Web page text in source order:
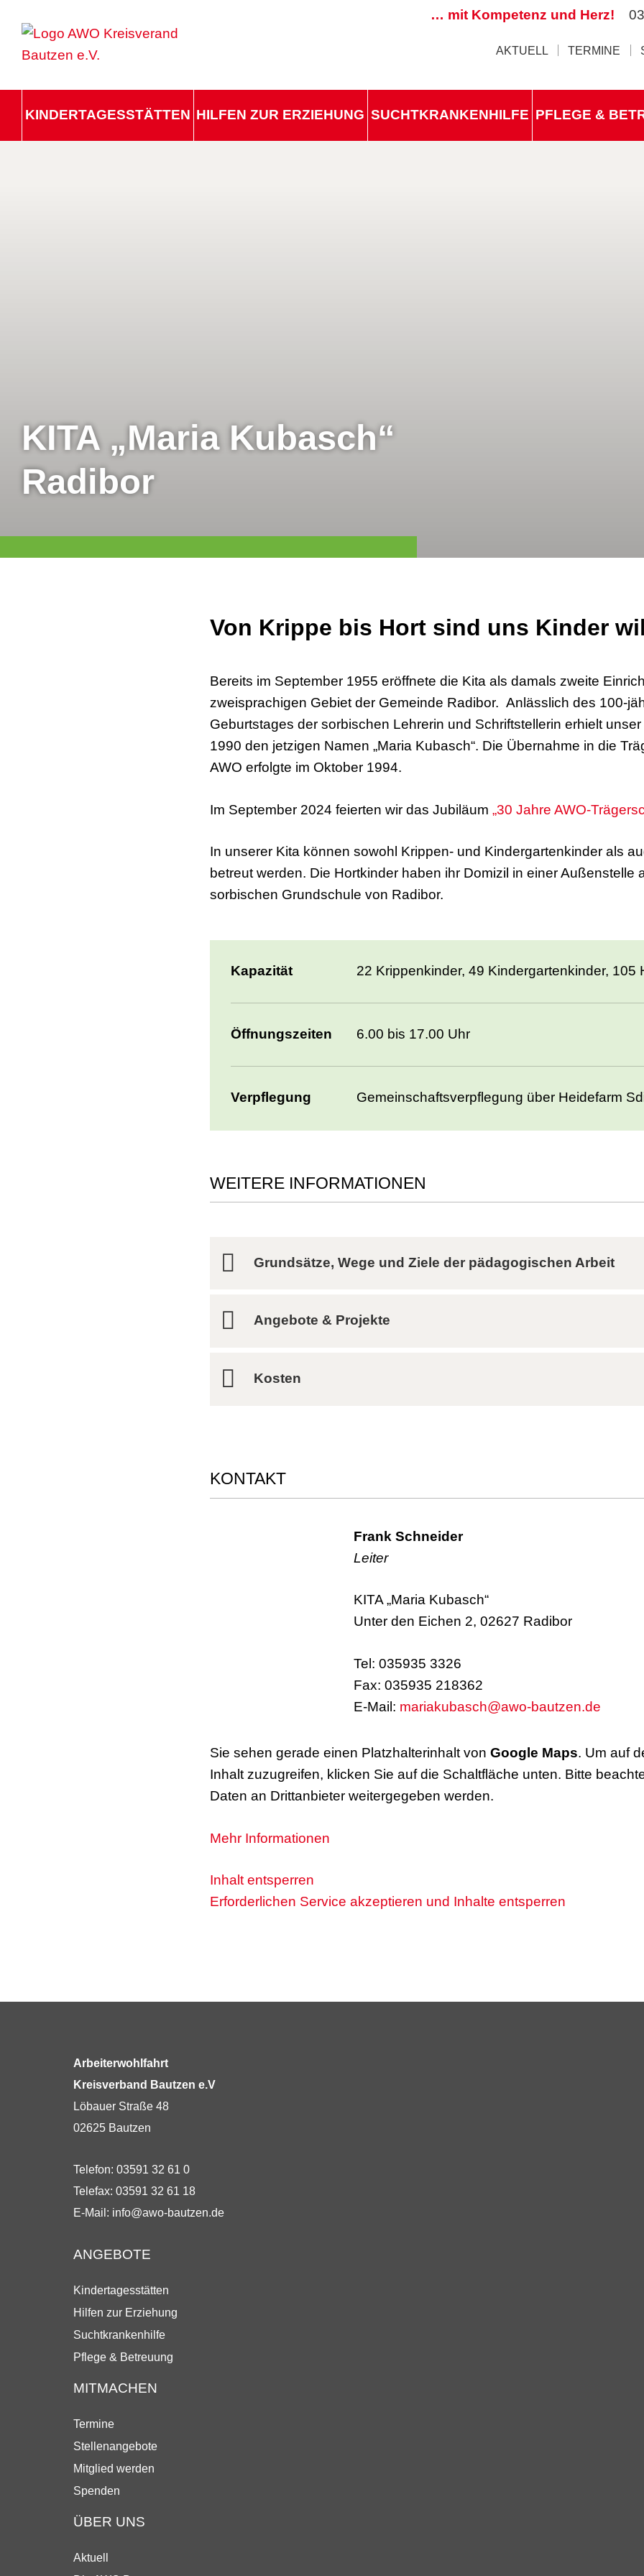
… mit Kompetenz und Herz!
AKTUELL TERMINE
KINDERTAGESSTÄTTEN HILFEN ZUR ERZIEHUNG SUCHTKRANKENHILFE PFLEGE &
KITA „Maria Kubasch“
Radibor
Von Krippe bis Hort sind uns Kinder
Bereits im September 1955 eröffnete die Kita als damals zweite
zweisprachigen Gebiet der Gemeinde Radibor. Anlässlich des 100-
Geburtstages der sorbischen Lehrerin und Schriftstellerin erhielt
1990 den jetzigen Namen „Maria Kubasch“. Die Übernahme in die
AWO erfolgte im Oktober 1994.
Im September 2024 feierten wir das Jubiläum „30 Jahre AWO-
In unserer Kita können sowohl Krippen- und Kindergartenkinder als
betreut werden. Die Hortkinder haben ihr Domizil in einer Außenstelle
sorbischen Grundschule von Radibor.
Kapazität 22 Krippenkinder, 49 Kindergartenkinder, 105
Öffnungszeiten 6.00 bis 17.00 Uhr
Verpflegung Gemeinschaftsverpflegung über Heidefarm
WEITERE INFORMATIONEN
Grundsätze, Wege und Ziele der pädagogischen Arbeit
Angebote & Projekte
Kosten
KONTAKT
Frank Schneider
Leiter
KITA „Maria Kubasch“
Unter den Eichen 2, 02627 Radibor
Tel: 035935 3326
Fax: 035935 218362
E-Mail: mariakubasch@awo-bautzen.de
Sie sehen gerade einen Platzhalterinhalt von Google Maps. Um auf
Inhalt zuzugreifen, klicken Sie auf die Schaltfläche unten. Bitte
Daten an Drittanbieter weitergegeben werden.
Mehr Informationen
Inhalt entsperren
Erforderlichen Service akzeptieren und Inhalte entsperren
Arbeiterwohlfahrt
Kreisverband Bautzen e.V
Löbauer Straße 48
02625 Bautzen
Telefon: 03591 32 61 0
Telefax: 03591 32 61 18
E-Mail: info@awo-bautzen.de
ANGEBOTE
Kindertagesstätten
Hilfen zur Erziehung
Suchtkrankenhilfe
Pflege & Betreuung
MITMACHEN
Termine
Stellenangebote
Mitglied werden
Spenden
ÜBER UNS
Aktuell